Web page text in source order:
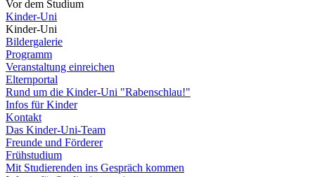
Vor dem Studium
Kinder-Uni
Kinder-Uni
Bildergalerie
Programm
Veranstaltung einreichen
Elternportal
Rund um die Kinder-Uni "Rabenschlau!"
Infos für Kinder
Kontakt
Das Kinder-Uni-Team
Freunde und Förderer
Frühstudium
Mit Studierenden ins Gespräch kommen